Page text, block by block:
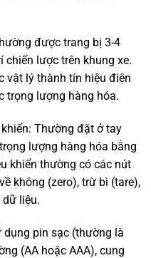
được trang bị 3-4
lược trên khung xe.
vật lý thành tín hiệu điện
trọng lượng hàng hóa.
Thường đặt ở tay
lượng hàng hóa bằng
khiển thường có các nút
không (zero), trừ bì (tare),
liệu.
dụng pin sạc (thường là
(AA hoặc AAA), cung